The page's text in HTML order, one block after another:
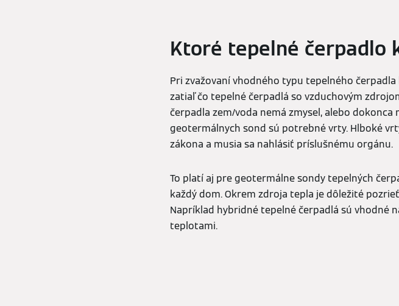
Ktoré tepelné čerpadlo
Pri zvažovaní vhodného typu tepelného
zatiaľ čo tepelné čerpadlá so vzduchovým
čerpadla zem/voda nemá zmysel, alebo
geotermálnych sond sú potrebné vrty. Hlboké
zákona a musia sa nahlásiť príslušnému orgánu.
To platí aj pre geotermálne sondy tepelných
každý dom. Okrem zdroja tepla je dôležité
Napríklad hybridné tepelné čerpadlá sú vhodné
teplotami.